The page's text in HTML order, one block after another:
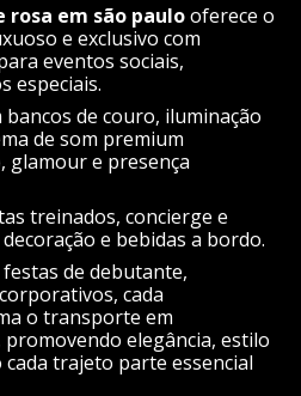
rosa em são paulooferece o
e exclusivo com
eventos sociais,
especiais.
de couro, iluminação
de som premium
e presença
treinados, concierge e
e bebidas a bordo.
de debutante,
cada
o transporte em
elegância, estilo
trajeto parte essencial